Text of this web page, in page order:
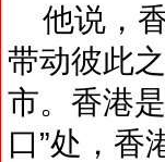
他说，香
带动彼此
市。香港
口”处，香